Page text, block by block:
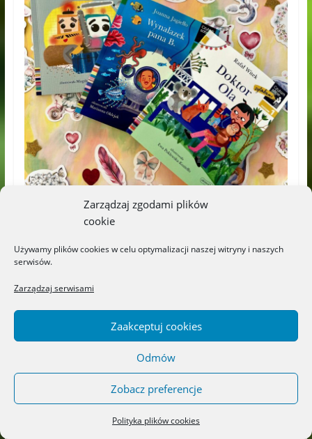
Zarządzaj zgodami plików
cookie
Używamy plików cookies w celu optymalizacji naszej witryny i naszych
serwisów.
Zarządzaj serwisami
Zaakceptuj cookies
Odmów
Zobacz preferencje
Polityka plików cookies
„Kazania postne” – Wydawnictwo